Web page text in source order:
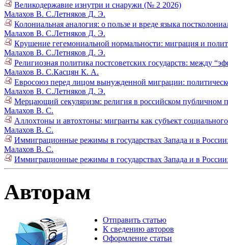
Великодержавие изнутри и снаружи (№ 2 2026)
Малахов В. С.Летняков Д. Э.
Колониальная аналогия: о пользе и вреде языка
Малахов В. С.Летняков Д. Э.
Крушение гегемониальной нормальности: миграция и
Малахов В. С.Летняков Д. Э.
Религиозная политика постсоветских государств: между
Малахов В. С.Касцян К. А.
Евросоюз перед лицом вынужденной миграции:
Малахов В. С.Летняков Д. Э.
Мерцающий секуляризм: религия в российском публичном
Малахов В. С.
Аллохтоны и автохтоны: мигранты как субъект
Малахов В. С.
Иммиграционные режимы в государствах Запада и в
Малахов В. С.
Иммиграционные режимы в государствах Запада и в
Авторам
Отправить статью
К сведению авторов
Оформление статьи